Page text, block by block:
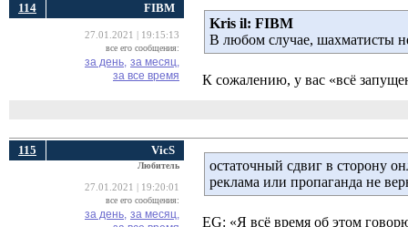
114 FIBM
27.01.2021 | 19:15:13
все его сообщения:
за день, за месяц,
за все время
Kris il: FIBM
В любом случае, шахматисты
К сожалению, у вас «всё
115 VicS
Любитель
27.01.2021 | 19:20:01
все его сообщения:
за день, за месяц,
остаточный сдвиг в сторону
реклама или пропаганда не
EG: «Я всё время об этом